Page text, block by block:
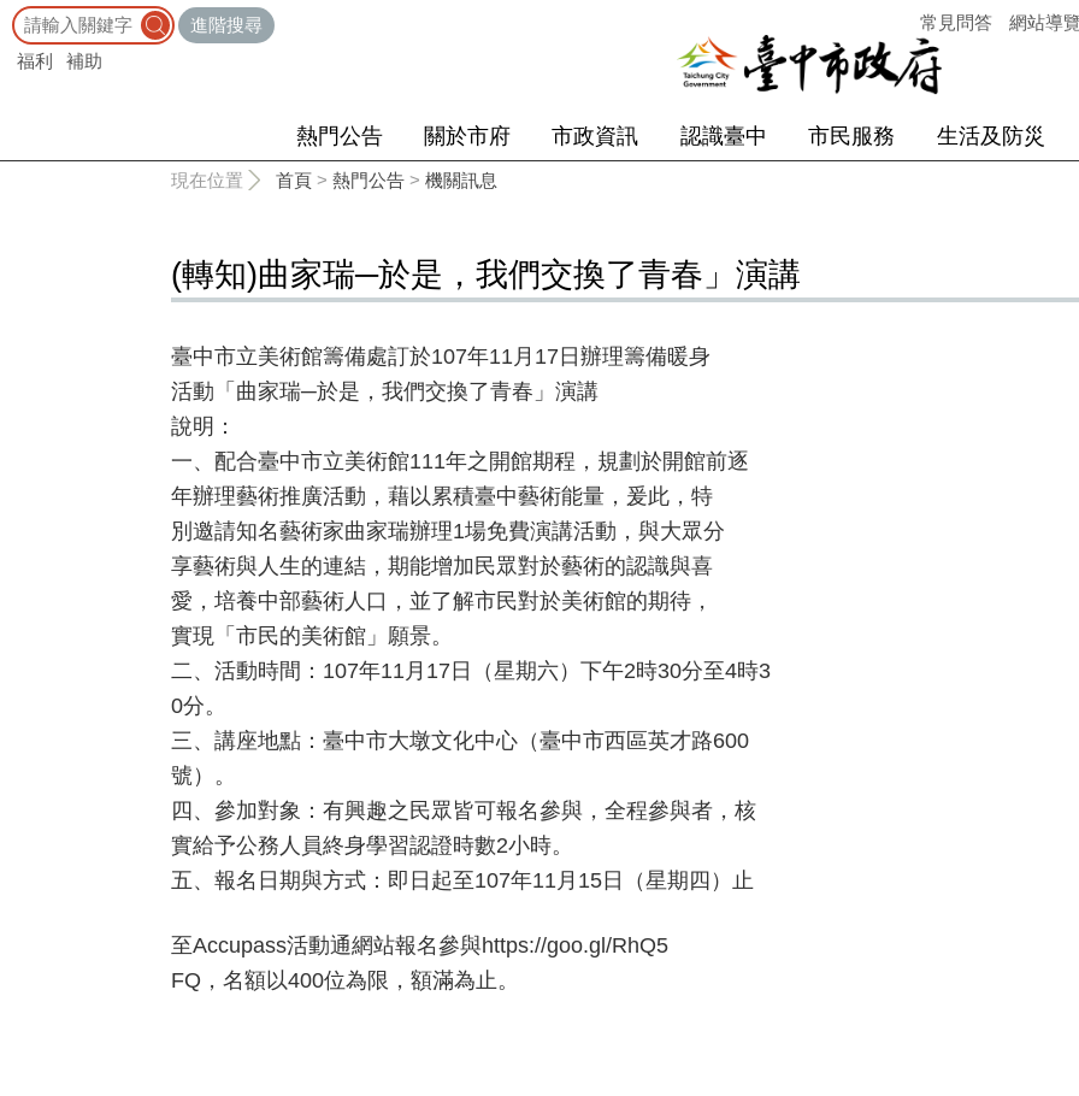
進階搜尋
福利
補助
常見問答 網站導
熱門公告 關於市府 市政資訊 認識臺中 市民服務 生活及防災
現在位置 首頁 > 熱門公告 > 機關訊息
(轉知)曲家瑞─於是，我們交換了青春」演講
臺中市立美術館籌備處訂於107年11月17日辦理籌備暖身
活動「曲家瑞─於是，我們交換了青春」演講
說明：
一、配合臺中市立美術館111年之開館期程，規劃於開館前逐
年辦理藝術推廣活動，藉以累積臺中藝術能量，爰此，特
別邀請知名藝術家曲家瑞辦理1場免費演講活動，與大眾分
享藝術與人生的連結，期能增加民眾對於藝術的認識與喜
愛，培養中部藝術人口，並了解市民對於美術館的期待，
實現「市民的美術館」願景。
二、活動時間：107年11月17日（星期六）下午2時30分至4時3
0分。
三、講座地點：臺中市大墩文化中心（臺中市西區英才路600
號）。
四、參加對象：有興趣之民眾皆可報名參與，全程參與者，核
實給予公務人員終身學習認證時數2小時。
五、報名日期與方式：即日起至107年11月15日（星期四）止
至Accupass活動通網站報名參與https://goo.gl/RhQ5
FQ，名額以400位為限，額滿為止。